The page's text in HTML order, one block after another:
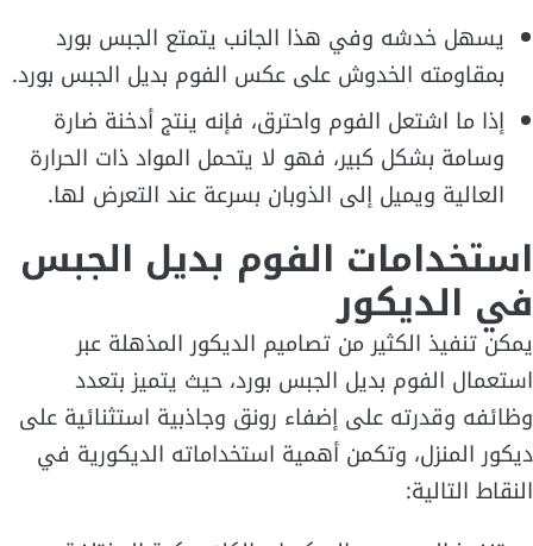
يسهل خدشه وفي هذا الجانب يتمتع الجبس بورد
بمقاومته الخدوش على عكس الفوم بديل الجبس بورد.
إذا ما اشتعل الفوم واحترق، فإنه ينتج أدخنة ضارة
وسامة بشكل كبير، فهو لا يتحمل المواد ذات الحرارة
العالية ويميل إلى الذوبان بسرعة عند التعرض لها.
استخدامات الفوم بديل الجبس
في الديكور
يمكن تنفيذ الكثير من تصاميم الديكور المذهلة عبر
استعمال الفوم بديل الجبس بورد، حيث يتميز بتعدد
وظائفه وقدرته على إضفاء رونق وجاذبية استثنائية على
ديكور المنزل، وتكمن أهمية استخداماته الديكورية في
النقاط التالية: